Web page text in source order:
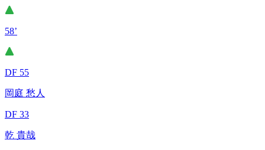
58’
DF 55
岡庭 愁人
DF 33
乾 貴哉